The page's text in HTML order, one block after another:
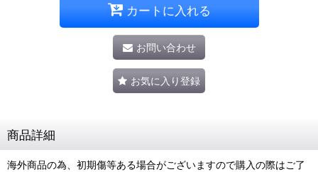
カートに入れる
お問い合わせ
お気に入り登録
商品詳細
海外商品の為、初期傷等ある場合がございますので購入の際はご了